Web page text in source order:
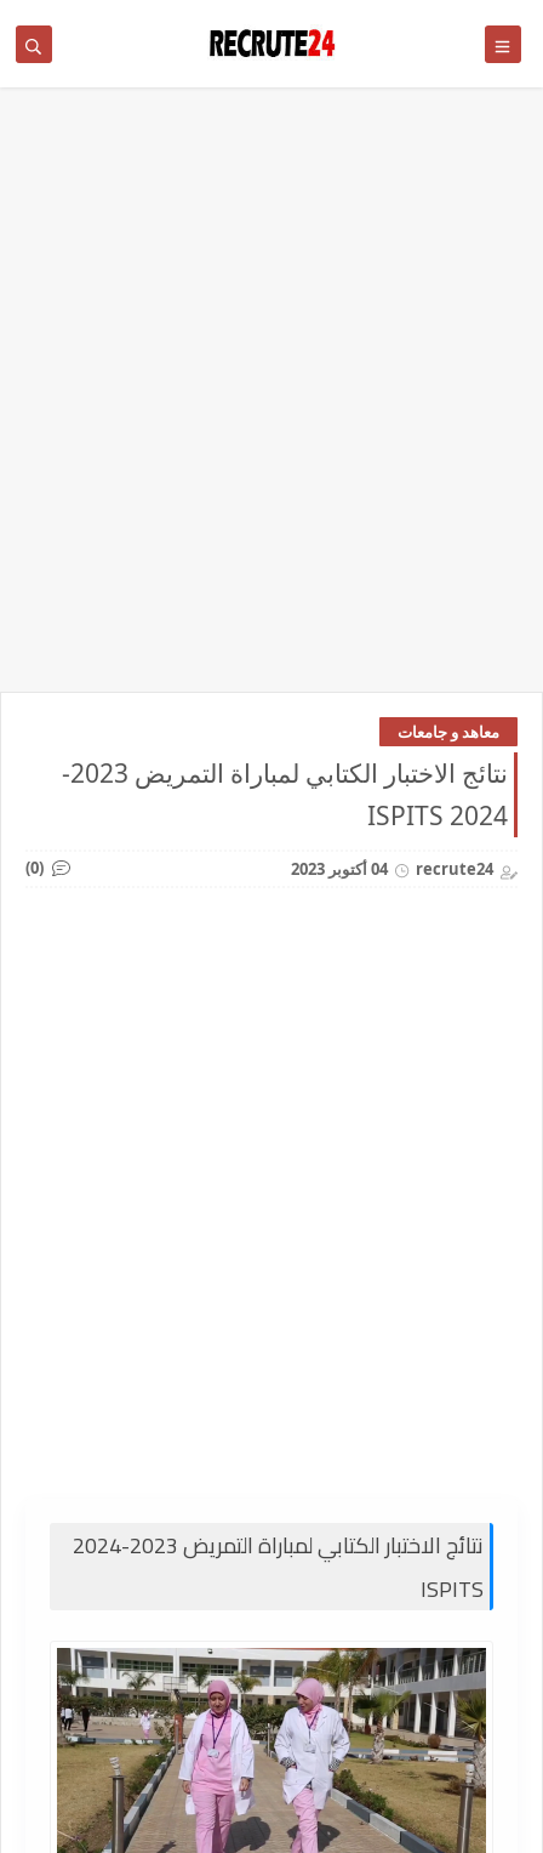
معاهد و جامعات
نتائج الاختبار الكتابي لمباراة التمريض 2023-
2024 ISPITS
recrute24 04 أكتوبر 2023 (0)
نتائج الاختبار الكتابي لمباراة التمريض 2023-2024
ISPITS